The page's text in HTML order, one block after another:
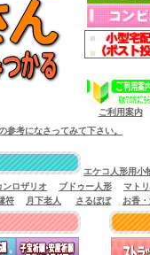
ご利用案内
て下さい。
エケコ人形用小
ンロザリオ ブドゥー人形 マト
符 月下老人 さるぼぼ お香